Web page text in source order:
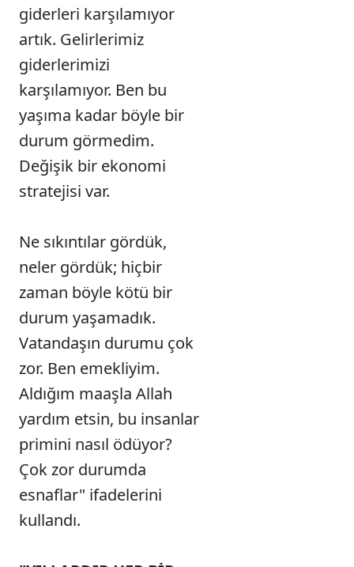
giderleri karşılamıyor
artık. Gelirlerimiz
giderlerimizi
karşılamıyor. Ben bu
yaşıma kadar böyle bir
durum görmedim.
Değişik bir ekonomi
stratejisi var.
Ne sıkıntılar gördük,
neler gördük; hiçbir
zaman böyle kötü bir
durum yaşamadık.
Vatandaşın durumu çok
zor. Ben emekliyim.
Aldığım maaşla Allah
yardım etsin, bu insanlar
primini nasıl ödüyor?
Çok zor durumda
esnaflar" ifadelerini
kullandı.